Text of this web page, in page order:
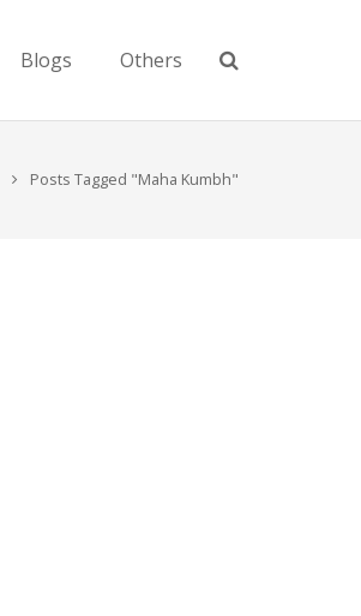
Blogs Others
Posts Tagged "Maha Kumbh"